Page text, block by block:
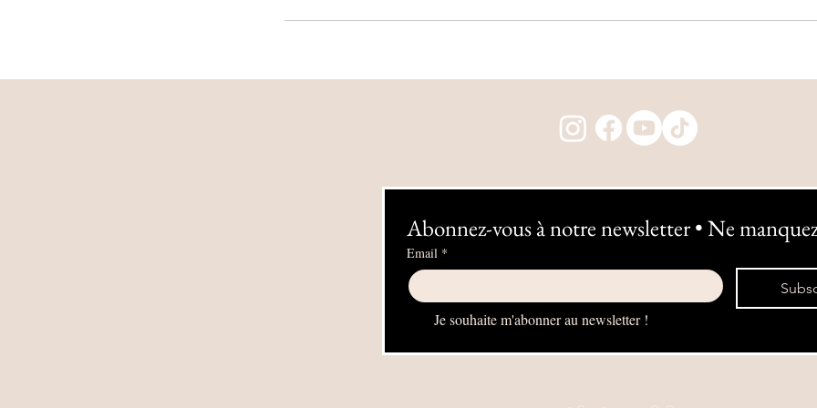
Abonnez-vous à notre newsletter • Ne
Email *
Je souhaite m'abonner au newsletter !